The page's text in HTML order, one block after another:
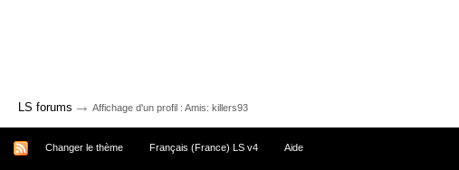
LS forums → Affichage d'un profil : Amis: killers93
Changer le thème Français (France) LS v4 Aide